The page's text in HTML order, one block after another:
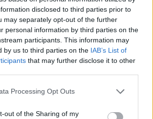
disclosed to third parties prior to
may separately opt-out of the further
personal information by third parties on the
participants. This information may
by us to third parties on the IAB’s List of
that may further disclose it to other
Processing Opt Outs